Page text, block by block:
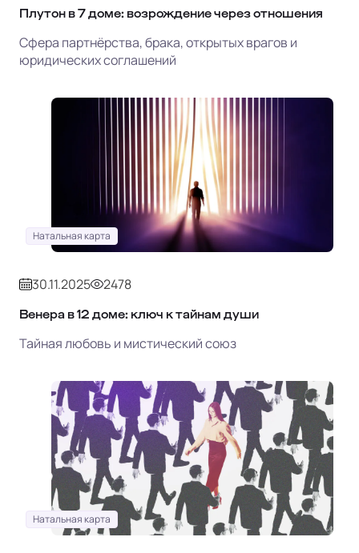
Плутон в 7 доме: возрождение через отношения
Сфера партнёрства, брака, открытых врагов и
юридических соглашений
Натальная карта
30.11.2025 2478
Венера в 12 доме: ключ к тайнам души
Тайная любовь и мистический союз
Натальная карта